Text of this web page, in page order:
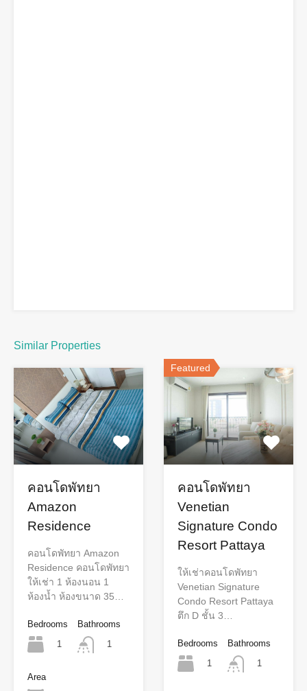
Similar Properties
คอนโดพัทยา
Amazon
Residence
คอนโดพัทยา Amazon
Residence คอนโดพัทยา
ให้เช่า 1 ห้องนอน 1
ห้องน้ำ ห้องขนาด 35…
Bedrooms
1
Bathrooms
1
Area
Featured
คอนโดพัทยา
Venetian
Signature Condo
Resort Pattaya
ให้เช่าคอนโดพัทยา
Venetian Signature
Condo Resort Pattaya
ตึก D ชั้น 3…
Bedrooms
1
Bathrooms
1